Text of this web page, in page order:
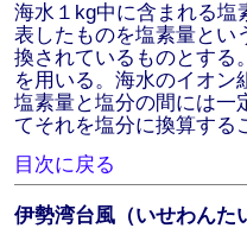
海水１kg中に含まれる塩
表したものを塩素量とい
換されているものとする
を用いる。海水のイオン
塩素量と塩分の間には一
てそれを塩分に換算する
目次に戻る
伊勢湾台風（いせわんた